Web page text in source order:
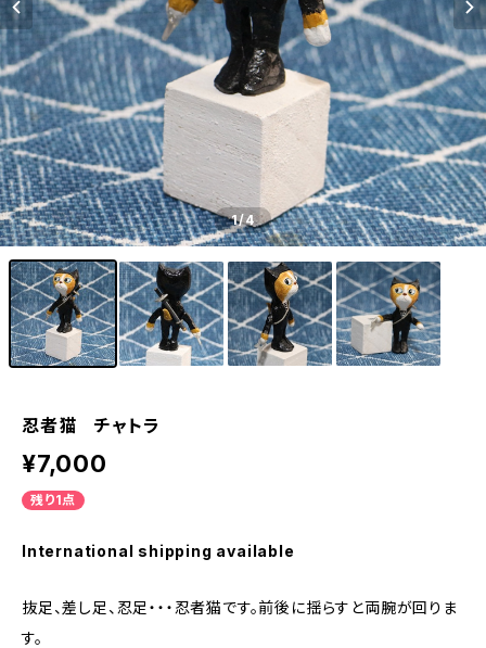
1/4
忍者猫 チャトラ
¥7,000
残り1点
International shipping available
抜足、差し足、忍足・・・忍者猫です。前後に揺らすと両腕が回りま
す。